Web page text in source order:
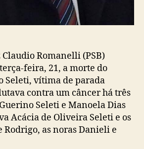
Romanelli (PSB)
feira, 21, a morte do
Seleti, vítima de parada
contra um câncer há três
Seleti e Manoela Dias
Acácia de Oliveira Seleti e os
Rodrigo, as noras Danieli e